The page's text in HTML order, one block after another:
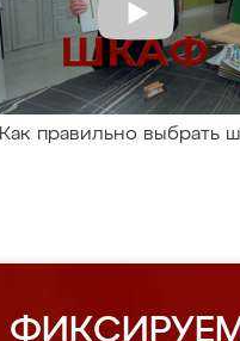
Как правильно выбрать